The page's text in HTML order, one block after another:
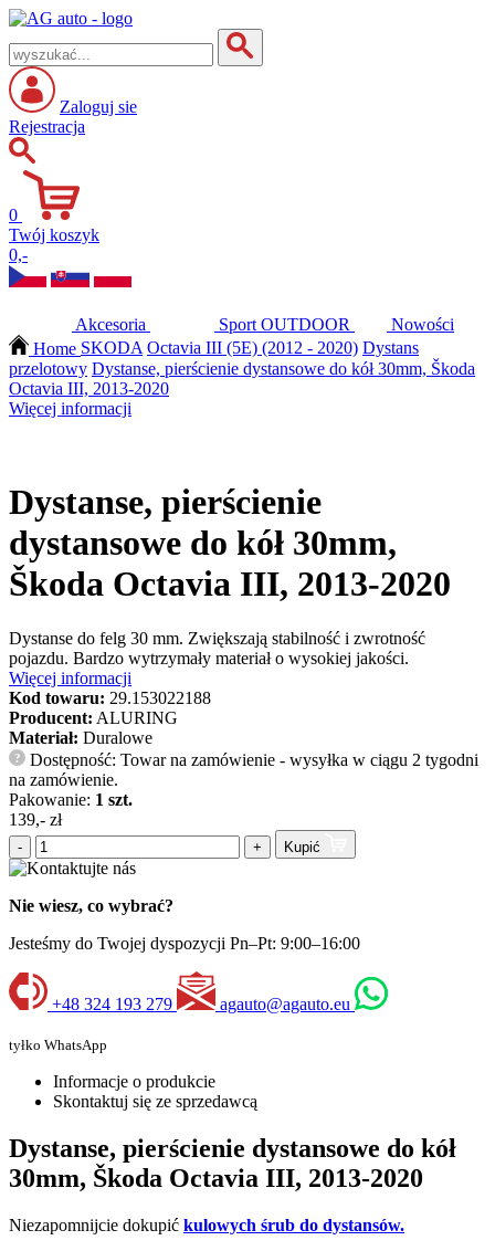
Zaloguj sie
Rejestracja
0
Twój koszyk
0,-
Akcesoria Sport OUTDOOR
Nowości
Home SKODA Octavia III (5E) (2012 - 2020) Dystans
przelotowy Dystanse, pierścienie dystansowe do kół 30mm, Škoda
Octavia III, 2013-2020
Więcej informacji
Dystanse, pierścienie
dystansowe do kół 30mm,
Škoda Octavia III, 2013-2020
Dystanse do felg 30 mm. Zwiększają stabilność i zwrotność
pojazdu. Bardzo wytrzymały materiał o wysokiej jakości.
Więcej informacji
Kod towaru: 29.153022188
Producent: ALURING
Materiał: Duralowe
?
Dostępność: Towar na zamówienie - wysyłka w ciągu 2 tygodni
na zamówienie.
Pakowanie: 1 szt.
139,- zł
- + Kupić
Nie wiesz, co wybrać?
Jesteśmy do Twojej dyspozycji Pn–Pt: 9:00–16:00
+48 324 193 279 agauto@agauto.eu
tyłko WhatsApp
Informacje o produkcie
Skontaktuj się ze sprzedawcą
Dystanse, pierścienie dystansowe do kół
30mm, Škoda Octavia III, 2013-2020
Niezapomnijcie dokupić kulowych śrub do dystansów.